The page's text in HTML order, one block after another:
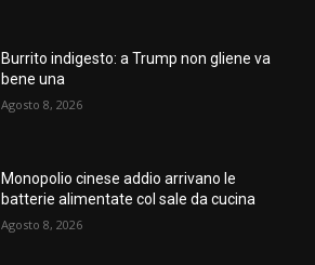
Burrito indigesto: a Trump non gliene va
bene una
Agosto 8, 2026
Monopolio cinese addio arrivano le
batterie alimentate col sale da cucina
Agosto 8, 2026